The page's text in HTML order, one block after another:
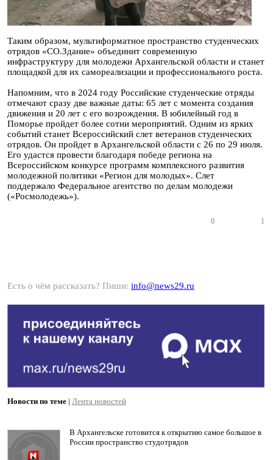
Таким образом, мультиформатное пространство студенческих
отрядов «СО.Здание» объединит современную
инфраструктуру для молодежи Архангельской области и станет
площадкой для их самореализации и профессионального роста.
Напомним, что в 2024 году Российские студенческие отряды
отмечают сразу две важные даты: 65 лет с момента создания
движения и 20 лет с его возрождения. В юбилейный год в
Поморье пройдет более сотни мероприятий. Одним из ярких
событий станет Всероссийский слет ветеранов студенческих
отрядов. Он пройдет в Архангельской области с 26 по 29 июля.
Его удастся провести благодаря победе региона на
Всероссийском конкурсе программ комплексного развития
молодежной политики «Регион для молодых». Слет
поддержало Федеральное агентство по делам молодежи
(«Росмолодежь»).
0 1
Есть о чём рассказать? Пиши: info@news29.ru
Новости по теме | Лента новостей
В Архангельске готовится к открытию самое большое в
России пространство студотрядов